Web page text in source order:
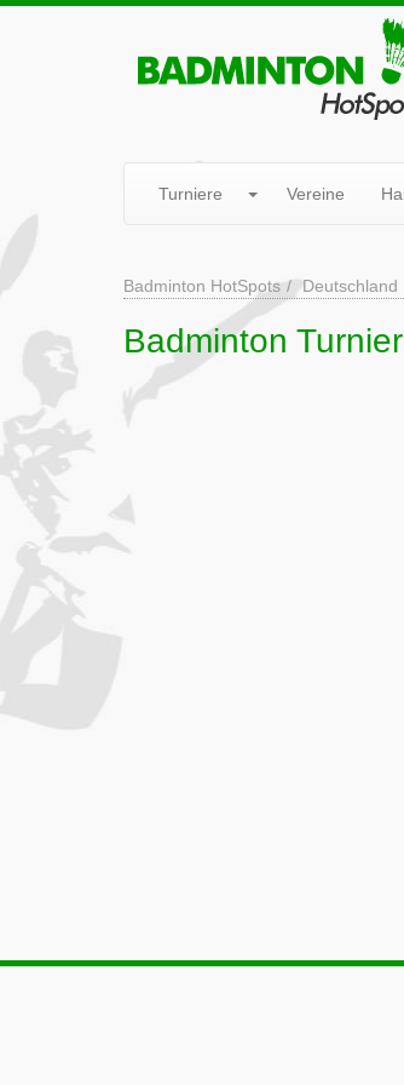
Turniere Vereine
Badminton HotSpots Deutschland
Badminton